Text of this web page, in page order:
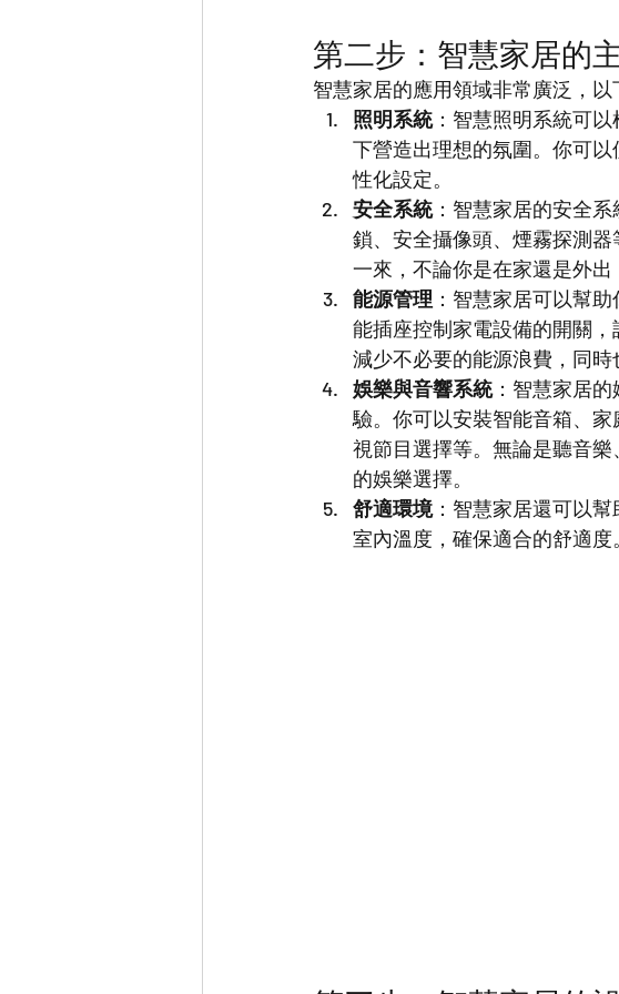
第二步：智慧家居的
智慧家居的應用領域非常廣泛，以
照明系統：智慧照明系統可
下營造出理想的氛圍。你可
性化設定。
安全系統：智慧家居的安全
鎖、安全攝像頭、煙霧探測
一來，不論你是在家還是外出
能源管理 ：智慧家居可以幫
能插座控制家電設備的開關
減少不必要的能源浪費，同時
娛樂與音響系統：智慧家居的
驗。你可以安裝智能音箱、
視節目選擇等。無論是聽音
的娛樂選擇。
舒適環境：智慧家居還可以
室內溫度，確保適合的舒適度